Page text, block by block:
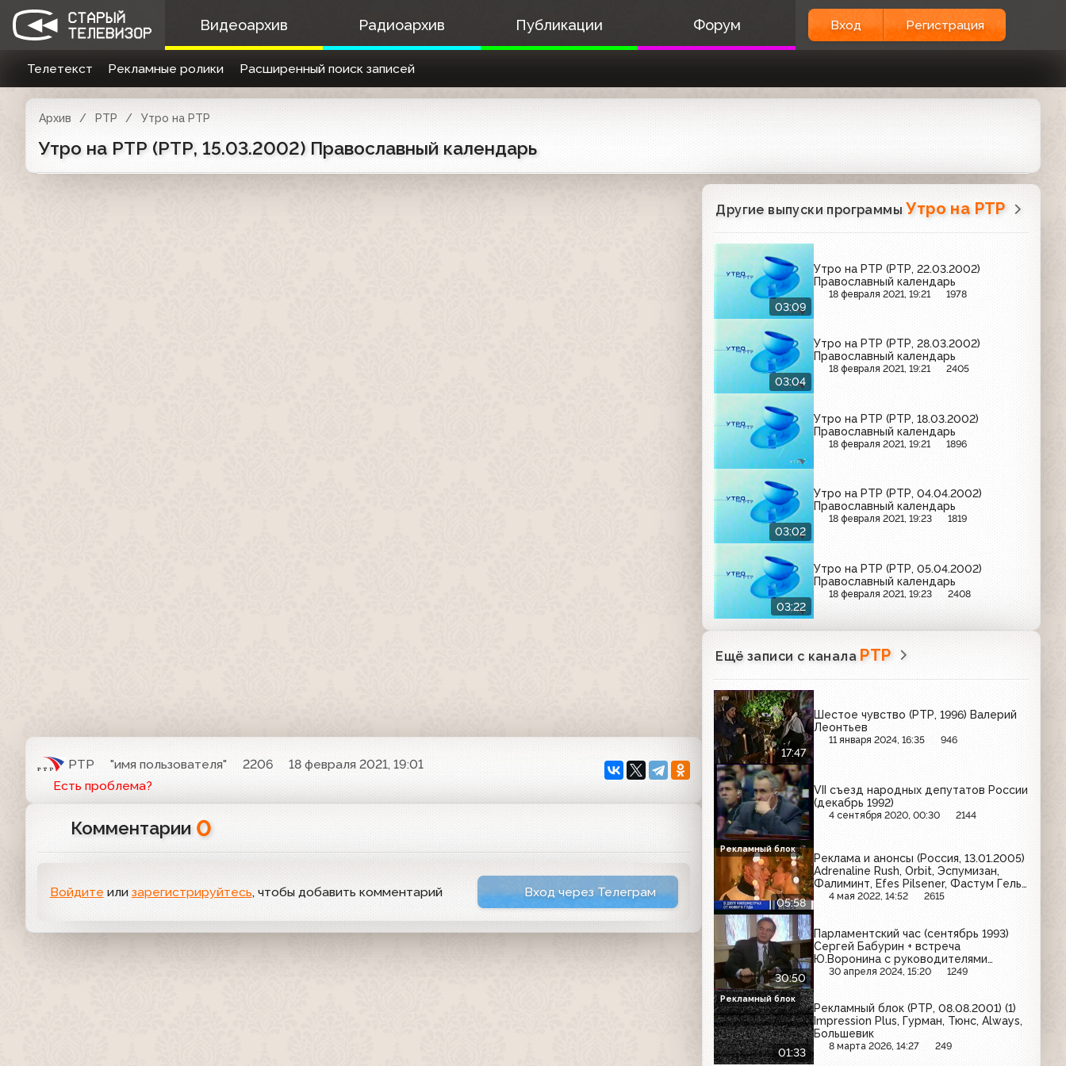
Видеоархив Радиоархив Публикации Форум Вход Регистрация
Телетекст Рекламные ролики Расширенный поиск записей
Архив РТР Утро на РТР
Утро на РТР (РТР, 15.03.2002) Православный календарь
РТР "имя пользователя" 2206
18 февраля 2021, 19:01
Есть проблема?
Комментарии 0
Войдите или зарегистрируйтесь, чтобы добавить комментарий Вход через Телеграм
Другие выпуски программы Утро на РТР
03:09
Утро на РТР (РТР, 22.03.2002)
Православный календарь
18 февраля 2021, 19:21 1978
03:04
Утро на РТР (РТР, 28.03.2002)
Православный календарь
18 февраля 2021, 19:21 2405
Утро на РТР (РТР, 18.03.2002)
Православный календарь
18 февраля 2021, 19:21 1896
03:02
Утро на РТР (РТР, 04.04.2002)
Православный календарь
18 февраля 2021, 19:23 1819
03:22
Утро на РТР (РТР, 05.04.2002)
Православный календарь
18 февраля 2021, 19:23 2408
Ещё записи с канала РТР
17:47
Шестое чувство (РТР, 1996) Валерий
Леонтьев
11 января 2024, 16:35 946
VII съезд народных депутатов России
(декабрь 1992)
4 сентября 2020, 00:30 2144
05:58
Реклама и анонсы (Россия, 13.01.2005)
Adrenaline Rush, Orbit, Эспумизан,
Фалиминт, Efes Pilsener, Фастум Гель,
Билайн GSM, Пумпан, Bref, Реписан,
4 мая 2022, 14:52 2615
Рекламный блок
30:50
Парламентский час (сентябрь 1993)
Сергей Бабурин + встреча
Ю.Воронина с руководителями
отраслевых профсоюзов
30 апреля 2024, 15:20 1249
01:33
Рекламный блок (РТР, 08.08.2001) (1)
Impression Plus, Гурман, Тюнс, Always,
Большевик
8 марта 2026, 14:27 249
Рекламный блок